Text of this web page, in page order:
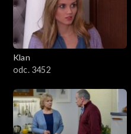
Klan
odc. 3452